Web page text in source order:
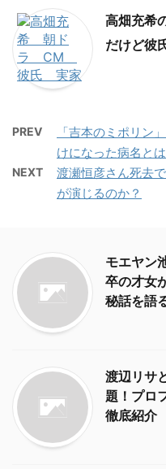
高畑充希
だけど彼
PREV
「吉本のミポリン
けになった病名とは
NEXT
渡瀬恒彦さん死去
が演じるのか？
モエヤン
卒の才女
秘話を語
渡辺リサ
題！プロ
徹底紹介